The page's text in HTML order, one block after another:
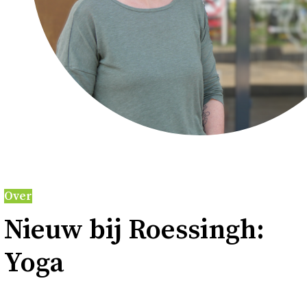
Uw diagnose
Uw behandeling
Contact en bezoek
Deutsch
Over
Nieuw bij Roes­singh:
Yoga